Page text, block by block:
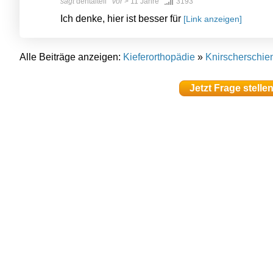
Ich denke, hier ist besser für [Link anzeigen]
Alle Beiträge anzeigen: Kieferorthopädie »
Jetzt Frage stellen